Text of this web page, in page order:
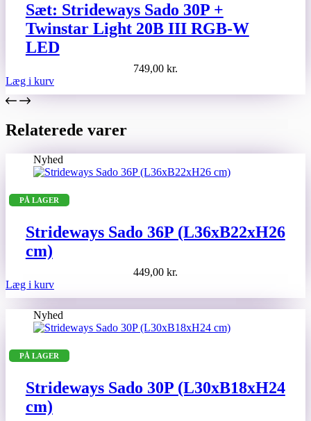
Sæt: Strideways Sado 30P +
Twinstar Light 20B III RGB-W
LED
749,00 kr.
Læg i kurv
Relaterede varer
Nyhed
PÅ LAGER
Strideways Sado 36P (L36xB22xH26
cm)
449,00 kr.
Læg i kurv
Nyhed
PÅ LAGER
Strideways Sado 30P (L30xB18xH24
cm)